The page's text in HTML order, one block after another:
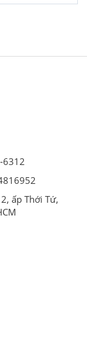
6312
ấp Thới Tứ,